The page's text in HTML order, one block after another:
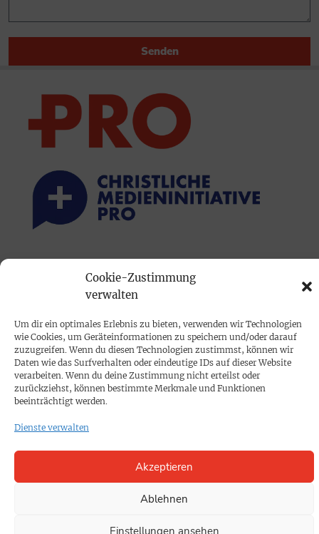
Cookie-Zustimmung
verwalten
Um dir ein optimales Erlebnis zu bieten, verwenden wir Technologien
wie Cookies, um Geräteinformationen zu speichern und/oder darauf
zuzugreifen. Wenn du diesen Technologien zustimmst, können wir
Daten wie das Surfverhalten oder eindeutige IDs auf dieser Website
verarbeiten. Wenn du deine Zustimmung nicht erteilst oder
zurückziehst, können bestimmte Merkmale und Funktionen
beeinträchtigt werden.
Dienste verwalten
Akzeptieren
Ablehnen
Einstellungen ansehen
Senden
Mediadaten
PROKOMPAKT
Impressum
SPENDEN
Cookie-Richtlinie